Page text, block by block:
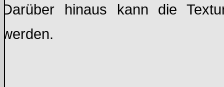
Darüber hinaus kann die
werden.